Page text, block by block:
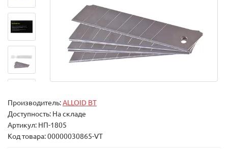
Производитель:ALLOID BT
Доступность: На складе
Артикул: НП-1805
Код товара: 00000030865-VT